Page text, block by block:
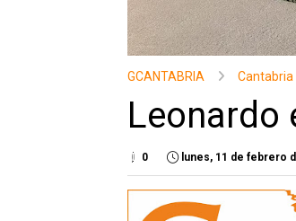
GCANTABRIA Cantabria
Leonardo
0 lunes, 11 de febrero